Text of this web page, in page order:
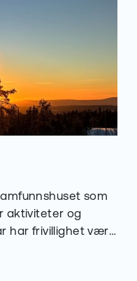
som
aktiviteter og
har frivillighet vært